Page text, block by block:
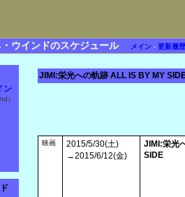
ウインドのスケジュール メイン -更新履
ン
）
JIMI:栄光への軌跡 ALL IS BY MY
映画
2015/5/30(土)
→2015/6/12(金)
JIMI:栄光
SIDE